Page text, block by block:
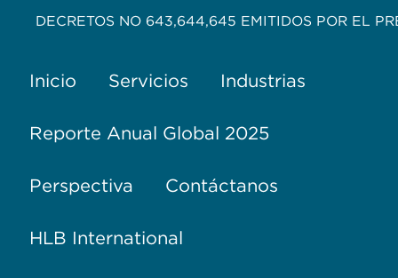
DECRETOS NO 643,644,645 EMITIDOS POR EL
Inicio Servicios Industrias
Reporte Anual Global 2025
Perspectiva Contáctanos
HLB International